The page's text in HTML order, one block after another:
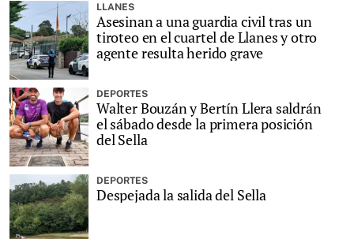
LLANES
Asesinan a una guardia civil tras un
tiroteo en el cuartel de Llanes y otro
agente resulta herido grave
DEPORTES
Walter Bouzán y Bertín Llera saldrán
el sábado desde la primera posición
del Sella
DEPORTES
Despejada la salida del Sella